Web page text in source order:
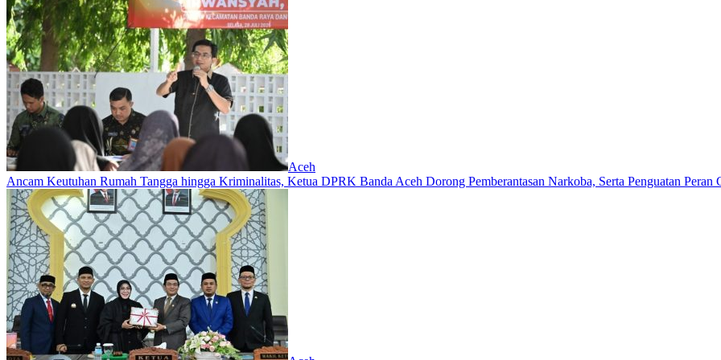
Aceh
Ancam Keutuhan Rumah Tangga hingga Kriminalitas, Ketua DPRK Banda Aceh Dorong Pemberantasan Narkoba, Serta Penguatan Peran